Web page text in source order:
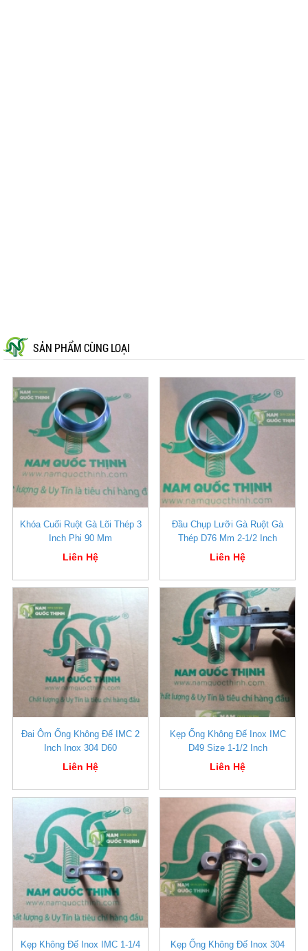
SẢN PHẨM CÙNG LOẠI
Khóa Cuối Ruột Gà Lõi Thép 3
Inch Phi 90 Mm
Liên Hệ
Đầu Chụp Lưỡi Gà Ruột Gà
Thép D76 Mm 2-1/2 Inch
Liên Hệ
Đai Ôm Ống Không Đế IMC 2
Inch Inox 304 D60
Liên Hệ
Kẹp Ống Không Đế Inox IMC
D49 Size 1-1/2 Inch
Liên Hệ
Kẹp Không Đế Inox IMC 1-1/4
Kẹp Ống Không Đế Inox 304